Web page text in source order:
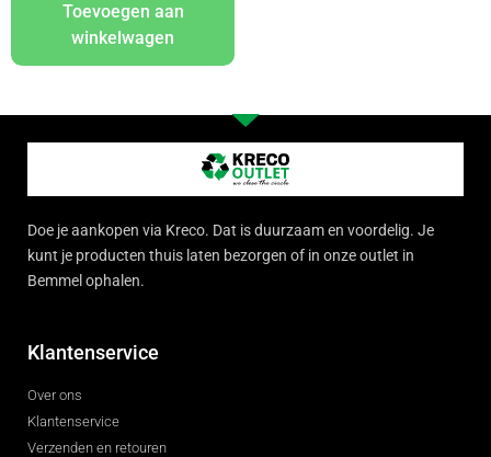
Toevoegen aan
winkelwagen
Doe je aankopen via Kreco. Dat is duurzaam en voordelig. Je
kunt je producten thuis laten bezorgen of in onze outlet in
Bemmel ophalen.
Klantenservice
Over ons
Klantenservice
Verzenden en retouren